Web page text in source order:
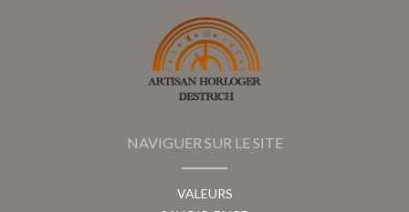
NAVIGUER SUR LE SITE
VALEURS